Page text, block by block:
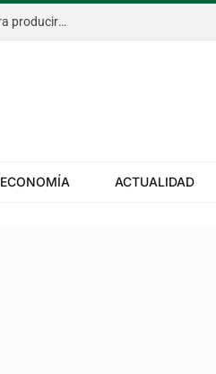
Carne Holando: cómo aprovechar el potencial de la raza para producir más calidad y mejorar la rentabilidad
ECONOMÍA ACTUALIDAD